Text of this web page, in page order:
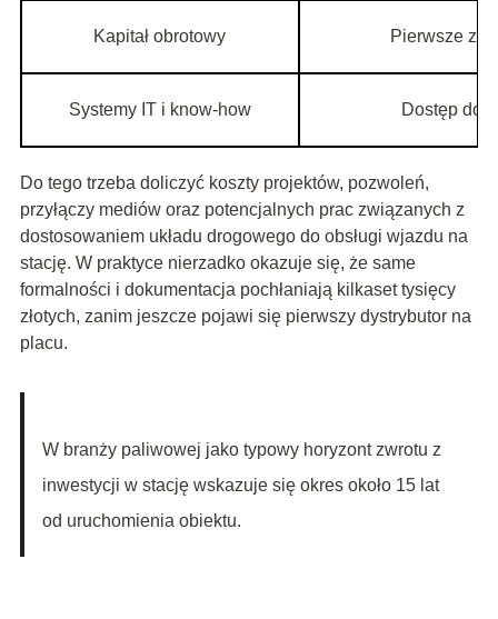
Kapitał obrotowy Pierwsze
Systemy IT i know-how Dostęp do
Do tego trzeba doliczyć koszty projektów, pozwoleń,
przyłączy mediów oraz potencjalnych prac związanych z
dostosowaniem układu drogowego do obsługi wjazdu na
stację. W praktyce nierzadko okazuje się, że same
formalności i dokumentacja pochłaniają kilkaset tysięcy
złotych, zanim jeszcze pojawi się pierwszy dystrybutor na
placu.
W branży paliwowej jako typowy horyzont zwrotu z
inwestycji w stację wskazuje się okres około 15 lat
od uruchomienia obiektu.